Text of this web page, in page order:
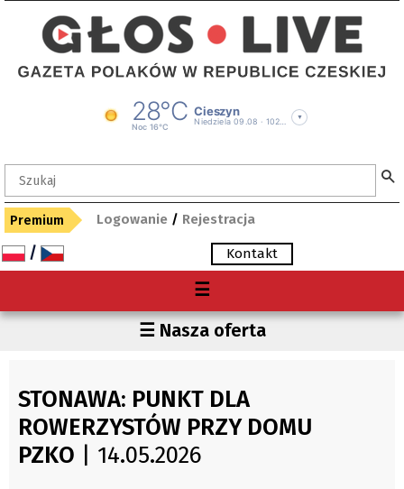
Premium Logowanie / Rejestracja
/ Kontakt
☰
O nas
Archiwum
Autorzy
Wydawca
☰ Nasza oferta
Świat
Kongres Polaków
PZKO
STONAWA: PUNKT DLA
ROWERZYSTÓW PRZY DOMU
PZKO | 14.05.2026